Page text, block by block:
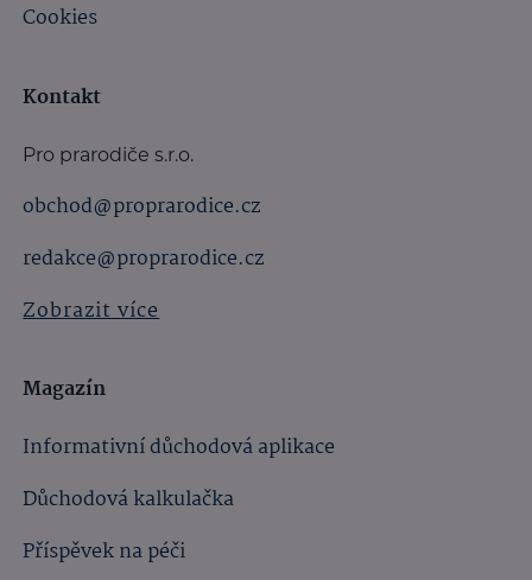
Cookies
Kontakt
Pro prarodiče s.r.o.
obchod@proprarodice.cz
redakce@proprarodice.cz
Zobrazit více
Magazín
Informativní důchodová aplikace
Důchodová kalkulačka
Příspěvek na péči